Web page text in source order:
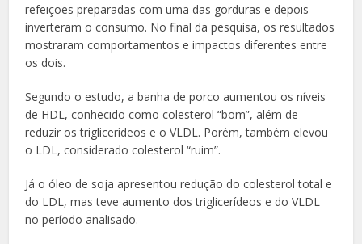
refeições preparadas com uma das gorduras e depois
inverteram o consumo. No final da pesquisa, os resultados
mostraram comportamentos e impactos diferentes entre
os dois.
Segundo o estudo, a banha de porco aumentou os níveis
de HDL, conhecido como colesterol “bom”, além de
reduzir os triglicerídeos e o VLDL. Porém, também elevou
o LDL, considerado colesterol “ruim”.
Já o óleo de soja apresentou redução do colesterol total e
do LDL, mas teve aumento dos triglicerídeos e do VLDL
no período analisado.